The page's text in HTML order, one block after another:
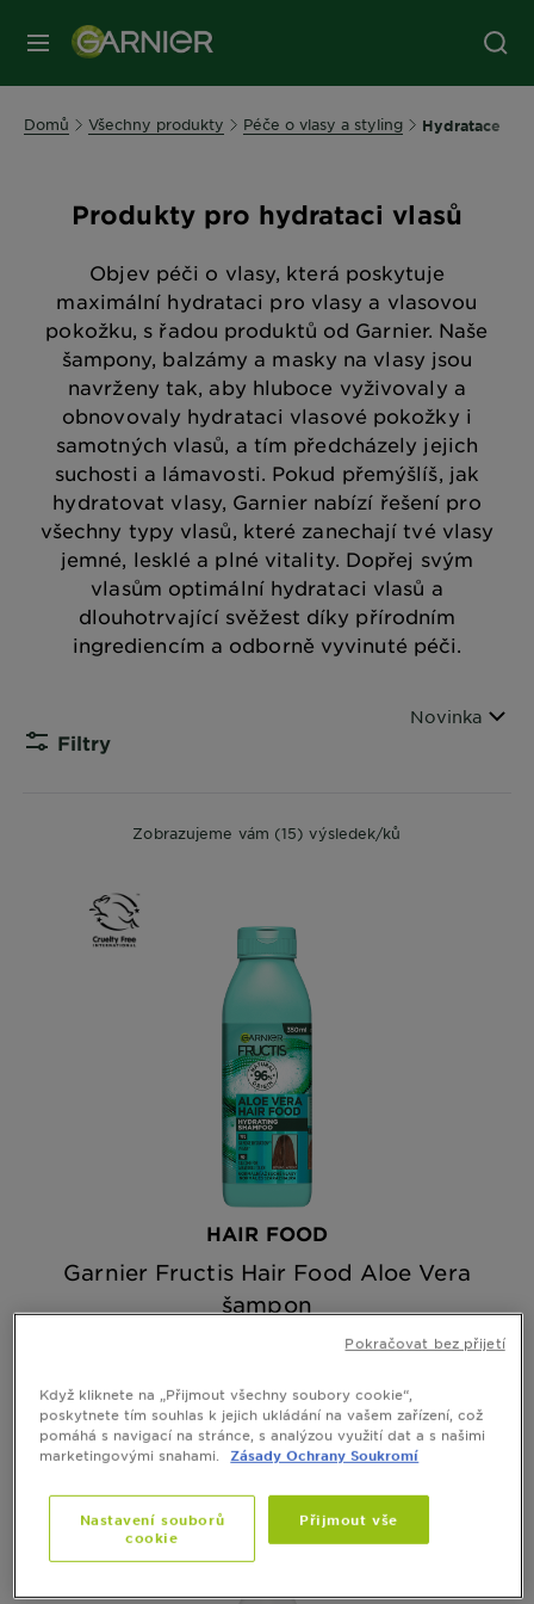
MENU
Domů Všechny produkty Péče o vlasy a styling Hydratace
Produkty pro hydrataci vlasů
Objev péči o vlasy, která poskytuje
maximální hydrataci pro vlasy a vlasovou
pokožku, s řadou produktů od Garnier. Naše
šampony, balzámy a masky na vlasy jsou
navrženy tak, aby hluboce vyživovaly a
obnovovaly hydrataci vlasové pokožky i
samotných vlasů, a tím předcházely jejich
suchosti a lámavosti. Pokud přemýšlíš, jak
hydratovat vlasy, Garnier nabízí řešení pro
všechny typy vlasů, které zanechají tvé vlasy
jemné, lesklé a plné vitality. Dopřej svým
vlasům optimální hydrataci vlasů a
dlouhotrvající svěžest díky přírodním
ingrediencím a odborně vyvinuté péči.
Filtry
Seřadit podle
Novinka
Zobrazujeme vám (15) výsledek/ků
HAIR FOOD
Garnier Fructis Hair Food Aloe Vera
šampon
RYCHLÝ NÁHLED
Když kliknete na „Přijmout všechny soubory cookie“,
poskytnete tím souhlas k jejich ukládání na vašem zařízení, což
pomáhá s navigací na stránce, s analýzou využití dat a s našimi
marketingovými snahami.
Zásady Ochrany Soukromí
Nastavení souborů
cookie
Přijmout vše
Pokračovat bez přijetí